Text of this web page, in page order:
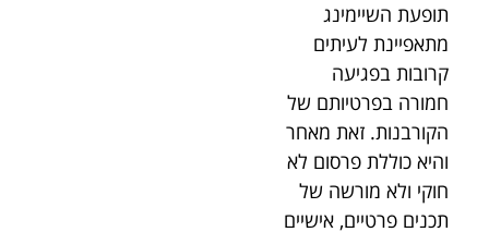
תופעת השיימינג
מתאפיינת לעיתים
קרובות בפגיעה
חמורה בפרטיותם של
הקורבנות. זאת מאחר
והיא כוללת פרסום לא
חוקי ולא מורשה של
תכנים פרטיים, אישיים